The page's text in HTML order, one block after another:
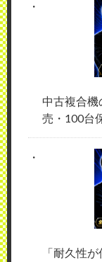
中古複合
売・100台
「耐久性